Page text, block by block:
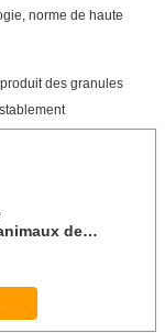
norme de haute
des granules
de